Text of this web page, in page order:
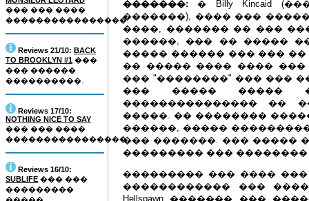
��� ��� ����
����������������.
Reviews 21/10: BACK
TO BROOKLYN #1 ���
��� ������
����������.
Reviews 17/10:
NOTHING NICE TO SAY
��� ��� ����
����������������.
Reviews 16/10:
SUBLIFE ��� ���
���������
�������: � Billy Kincaid
�������), ���� ���
����, ������� �� ���
������, ��� �� �����
����� ������ ��� ���
�� ����� ���� ����
��� "��������" ��� ���
��� ����� �����
��������������� ��
�����. �� ��������
������, �����
��� �������. ��� �����
��������� ���
��������� ��� ����
������������ ���
Hellspawn ������� ���